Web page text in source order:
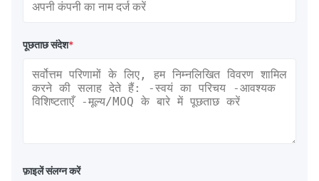
पूछताछ संदेश*
फ़ाइलें संलग्न करें